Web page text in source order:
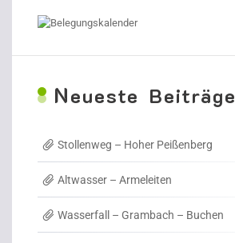
Neueste Beiträge
Stollenweg – Hoher Peißenberg
Altwasser – Armeleiten
Wasserfall – Grambach – Buchen